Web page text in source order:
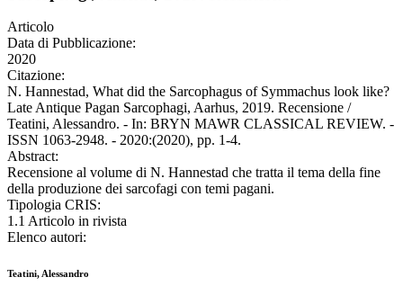
Articolo
Data di Pubblicazione:
2020
Citazione:
N. Hannestad, What did the Sarcophagus of Symmachus look like?
Late Antique Pagan Sarcophagi, Aarhus, 2019. Recensione /
Teatini, Alessandro. - In: BRYN MAWR CLASSICAL REVIEW. -
ISSN 1063-2948. - 2020:(2020), pp. 1-4.
Abstract:
Recensione al volume di N. Hannestad che tratta il tema della fine
della produzione dei sarcofagi con temi pagani.
Tipologia CRIS:
1.1 Articolo in rivista
Elenco autori:
Teatini, Alessandro